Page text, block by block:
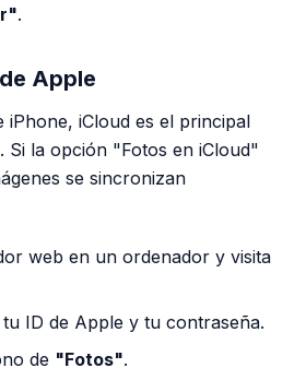
.
Apple
iPhone, iCloud es el principal
Si la opción "Fotos en iCloud"
se sincronizan
web en un ordenador y visita
ID de Apple y tu contraseña.
de "Fotos".